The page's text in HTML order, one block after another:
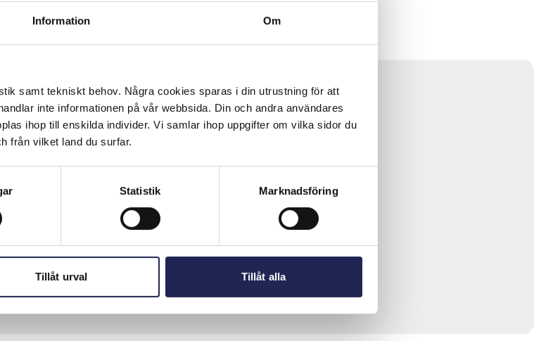
Information Om
samt tekniskt behov. Några cookies sparas i din utrustning för att
inte informationen på vår webbsida. Din och andra användares
ihop till enskilda individer. Vi samlar ihop uppgifter om vilka sidor du
från vilket land du surfar.
Statistik Marknadsföring
Tillåt urval Tillåt alla
Network products
finance 19 June, 2014
ut och resa i sommar?
att alla ska kunna ha en skön